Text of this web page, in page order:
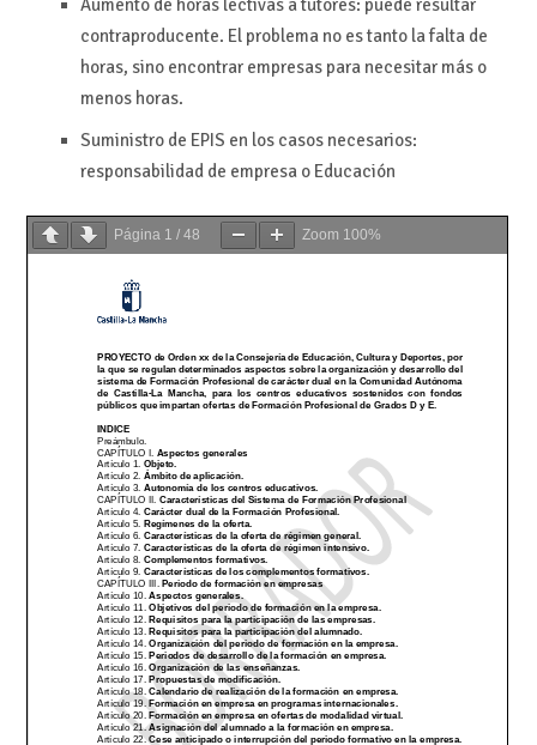
contraproducente. El problema no es tanto la falta de
horas, sino encontrar empresas para necesitar más o
menos horas.
Suministro de EPIS en los casos necesarios:
responsabilidad de empresa o Educación
Página 1 / 48 Zoom 100%